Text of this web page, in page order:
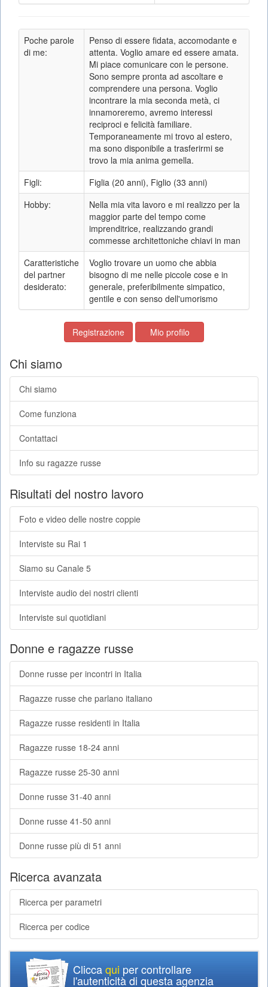
Poche parole
di me:
Penso di essere fidata, accomodante e
attenta. Voglio amare ed essere amata.
Mi piace comunicare con le persone.
Sono sempre pronta ad ascoltare e
comprendere una persona. Voglio
incontrare la mia seconda metà, ci
innamoreremo, avremo interessi
reciproci e felicità familiare.
Temporaneamente mi trovo al estero,
ma sono disponibile a trasferirmi se
trovo la mia anima gemella.
Figli:
Figlia (20 anni), Figlio (33 anni)
Hobby:
Nella mia vita lavoro e mi realizzo per la
maggior parte del tempo come
imprenditrice, realizzando grandi
commesse architettoniche chiavi in ​​man
Caratteristiche
del partner
desiderato:
Voglio trovare un uomo che abbia
bisogno di me nelle piccole cose e in
generale, preferibilmente simpatico,
gentile e con senso dell'umorismo
Registrazione Mio profilo
Chi siamo
Chi siamo
Come funziona
Contattaci
Info su ragazze russe
Risultati del nostro lavoro
Foto e video delle nostre coppie
Interviste su Rai 1
Siamo su Canale 5
Interviste audio dei nostri clienti
Interviste sui quotidiani
Donne e ragazze russe
Donne russe per incontri in Italia
Ragazze russe che parlano italiano
Ragazze russe residenti in Italia
Ragazze russe 18-24 anni
Ragazze russe 25-30 anni
Donne russe 31-40 anni
Donne russe 41-50 anni
Donne russe più di 51 anni
Ricerca avanzata
Ricerca per parametri
Ricerca per codice
Cliccaqui per controllare
l'autenticità di questa agenzia